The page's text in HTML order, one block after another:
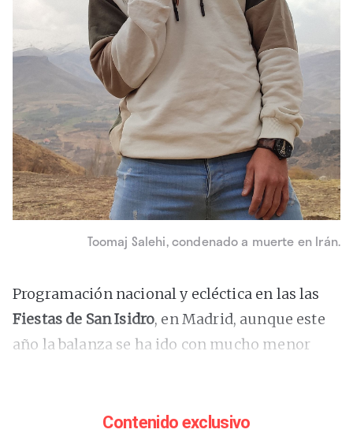
Toomaj Salehi, condenado a muerte en Irán.
Programación nacional y ecléctica en las las
Fiestas de San Isidro, en Madrid, aunque este
año la balanza se ha ido con mucho menor
56 conciertos gratuitos en diferentes
Contenido exclusivo